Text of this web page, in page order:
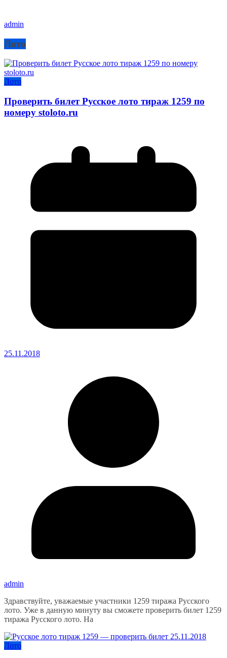
admin
Лото
Лото
Проверить билет Русское лото тираж 1259 по
номеру stoloto.ru
25.11.2018
admin
Здравствуйте, уважаемые участники 1259 тиража Русского
лото. Уже в данную минуту вы сможете проверить билет 1259
тиража Русского лото. На
Лото